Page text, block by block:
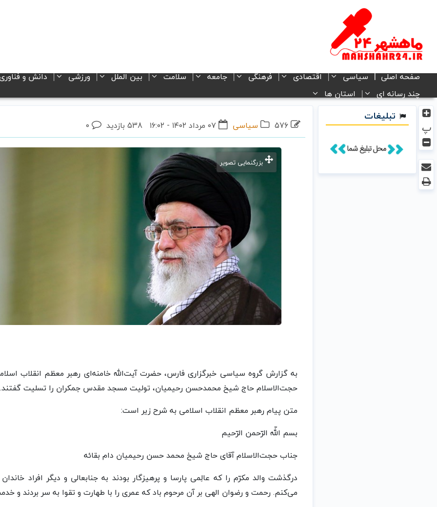
صفحه اصلی سیاسی اقتصادی فرهنگی جامعه سلامت بین الملل ورزشی دانش و
چند رسانه ای
استان ها
پ
تبلیغات
576 سیاسی ۰۷ مرداد ۱۴۰۲ - ۱۶:۰۲ 538 بازدید ۰
بزرگنمایی تصویر
به گزارش گروه سیاسی خبرگزاری فارس، حضرت آیت‌الله خامنه‌ای رهبر معظم انقلاب
حجت‌الاسلام حاج شیخ محمدحسن رحیمیان، تولیت مسجد مقدس جمکران را تسلیت گفتند.
متن پیام رهبر معظم انقلاب اسلامی به شرح زیر است:
بسم اللّه الرّحمن الرّحیم
جناب حجت‌الاسلام آقای حاج شیخ محمد حسن رحیمیان دام بقائه
درگذشت والد مکرّم را که عالِمی پارسا و پرهیزگار بودند به جنابعالی و دیگر افراد
می‌کنم. رحمت و رضوان الهی بر آن مرحوم باد که عمری را با طهارت و تقوا به سر بردند و